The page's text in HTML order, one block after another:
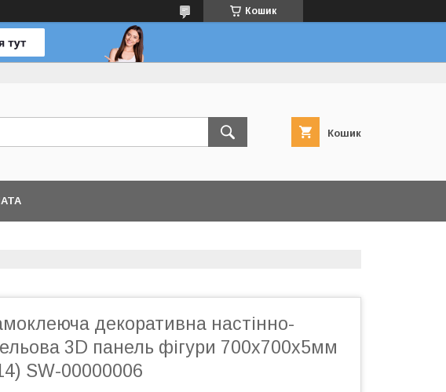
Кошик
Кошик
декоративна настінно-
3D панель фігури 700х700х5мм
SW-00000006